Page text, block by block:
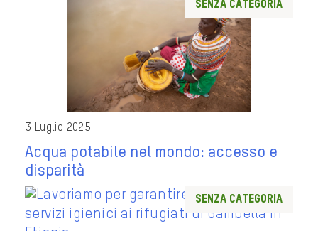
Senza categoria
3 Luglio 2025
Acqua potabile nel mondo: accesso e
disparità
Senza categoria